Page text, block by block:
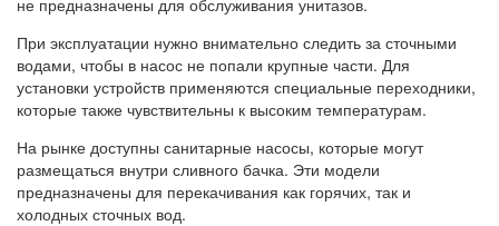
При эксплуатации нужно внимательно следить за сточными
водами, чтобы в насос не попали крупные части. Для
установки устройств применяются специальные переходники,
которые также чувствительны к высоким температурам.
На рынке доступны санитарные насосы, которые могут
размещаться внутри сливного бачка. Эти модели
предназначены для перекачивания как горячих, так и
холодных сточных вод.